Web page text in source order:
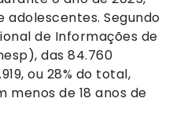
Segundo
de Informações de
das 84.760
ou 28% do total,
de 18 anos de